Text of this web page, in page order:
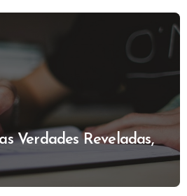
Verdades Reveladas,